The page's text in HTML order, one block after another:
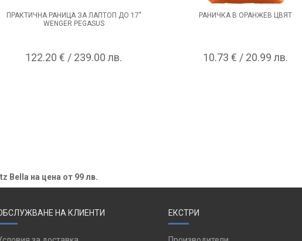
ПРАКТИЧНА РАНИЦА ЗА ЛАПТОП ДО 17"
WENGER PEGASUS
122.20 € / 239.00 лв.
РАНИЧКА В ОРАНЖЕВ ЦВЯТ
10.73 € / 20.99 лв.
Bella на цена от 99 лв.
НА КЛИЕНТИ ЕКСТРИ